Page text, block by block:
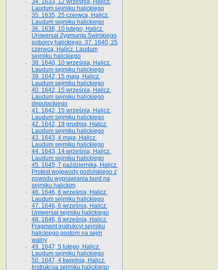
34. 1633, 12 września, Halicz.
Laudum sejmiku halickiego
35. 1635, 25 czerwca, Halicz.
Laudum sejmiku halickiego
36. 1636, 10 lutego, Halicz.
Uniwersał Zygmunta Świrskiego
poborcy halickiego. 37. 1640, 25
czerwca, Halicz. Laudum
sejmiku halickiego
38. 1640, 10 września, Halicz.
Laudum sejmiku halickiego
39. 1642, 15 maja, Halicz.
Laudum sejmiku halickiego
40. 1642, 15 września, Halicz.
Laudum sejmiku halickiego
deputackiego
41. 1642, 15 września, Halicz.
Laudum sejmiku halickiego
42. 1642, 19 grudnia, Halicz.
Laudum sejmiku halickiego
43. 1643, 4 maja, Halicz.
Laudum sejmiku halickiego
44. 1643, 14 września, Halicz.
Laudum sejmiku halickiego
45. 1645, 7 października, Halicz.
Protest wojewody podolskiego z
powodu wyprawiania burd na
sejmiku halickim
46. 1646, 6 września, Halicz.
Laudum sejmiku halickiego
47. 1646, 6 września, Halicz.
Uniwersał sejmiku halickiego
48. 1646, 6 września, Halicz.
Fragment instrukcyi sejmiku
halickiego postom na sejm
walny
49. 1647, 5 lutego, Halicz.
Laudum sejmiku halickiego
50. 1647, 4 kwietnia, Halicz.
Instrukcya sejmiku halickiego